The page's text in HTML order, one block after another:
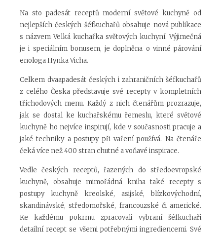
Na sto padesát receptů moderní světové kuchyně od
nejlepších českých šéfkuchařů obsahuje nová publikace
s názvem Velká kuchařka světových kuchyní. Výjimečná
je i speciálním bonusem, je doplněna o vinné párování
enologa Hynka Vicha.
Celkem dvaapadesát českých i zahraničních šéfkuchařů
z celého Česka představuje své recepty v kompletních
tříchodových menu. Každý z nich čtenářům prozrazuje,
jak se dostal ke kuchařskému řemeslu, které světové
kuchyně ho nejvíce inspirují, kde v současnosti pracuje a
jaké techniky a postupy při vaření používá. Na čtenáře
čeká více než 400 stran chutné a voňavé inspirace.
Vedle českých receptů, řazených do středoevropské
kuchyně, obsahuje mimořádná kniha také recepty s
postupy kuchyně kreolské, asijské, blízkovýchodní,
skandinávské, středomořské, francouzské či americké.
Ke každému pokrmu zpracovali vybraní šéfkuchaři
detailní recept se všemi potřebnými ingrediencemi. Své